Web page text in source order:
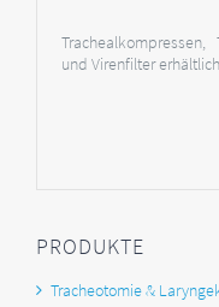
und Virenfilter
PRODUKTE
Tracheotomie &